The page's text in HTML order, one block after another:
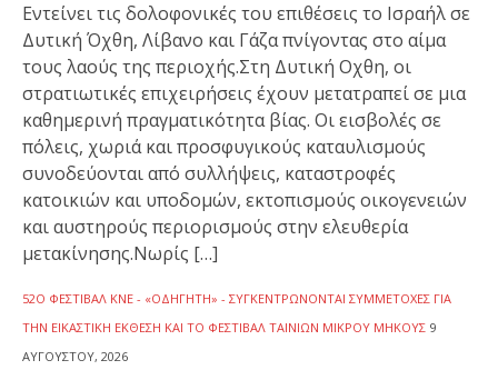
Εντείνει τις δολοφονικές του επιθέσεις το Ισραήλ σε
Δυτική Όχθη, Λίβανο και Γάζα πνίγοντας στο αίμα
τους λαούς της περιοχής.Στη Δυτική Οχθη, οι
στρατιωτικές επιχειρήσεις έχουν μετατραπεί σε μια
καθημερινή πραγματικότητα βίας. Οι εισβολές σε
πόλεις, χωριά και προσφυγικούς καταυλισμούς
συνοδεύονται από συλλήψεις, καταστροφές
κατοικιών και υποδομών, εκτοπισμούς οικογενειών
και αυστηρούς περιορισμούς στην ελευθερία
μετακίνησης.Νωρίς […]
52Ο ΦΕΣΤΙΒΆΛ ΚΝΕ - «ΟΔΗΓΗΤΉ» - ΣΥΓΚΕΝΤΡΏΝΟΝΤΑΙ ΣΥΜΜΕΤΟΧΈΣ ΓΙΑ
ΤΗΝ ΕΙΚΑΣΤΙΚΉ ΈΚΘΕΣΗ ΚΑΙ ΤΟ ΦΕΣΤΙΒΆΛ ΤΑΙΝΙΏΝ ΜΙΚΡΟΎ ΜΉΚΟΥΣ 9
ΑΥΓΟΎΣΤΟΥ, 2026